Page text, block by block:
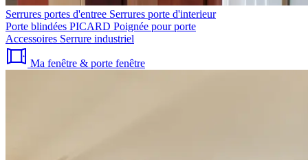
Serrures portes d'entree Serrures porte d'interieur
Porte blindées PICARD Poignée pour porte
Accessoires Serrure industriel
Ma fenêtre & porte fenêtre